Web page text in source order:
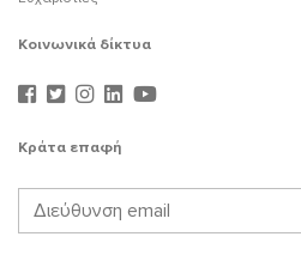
Κοινωνικά δίκτυα
Κράτα επαφή